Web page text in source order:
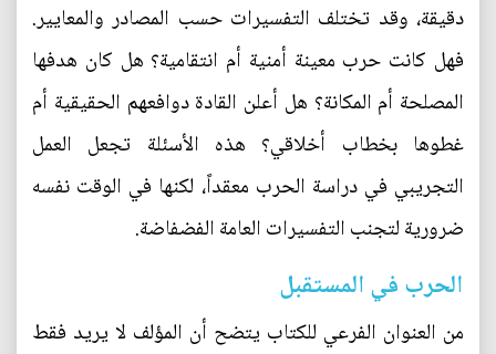
دقيقة، وقد تختلف التفسيرات حسب المصادر والمعايير.
فهل كانت حرب معينة أمنية أم انتقامية؟ هل كان هدفها
المصلحة أم المكانة؟ هل أعلن القادة دوافعهم الحقيقية أم
غطوها بخطاب أخلاقي؟ هذه الأسئلة تجعل العمل
التجريبي في دراسة الحرب معقداً، لكنها في الوقت نفسه
ضرورية لتجنب التفسيرات العامة الفضفاضة.
الحرب في المستقبل
من العنوان الفرعي للكتاب يتضح أن المؤلف لا يريد فقط